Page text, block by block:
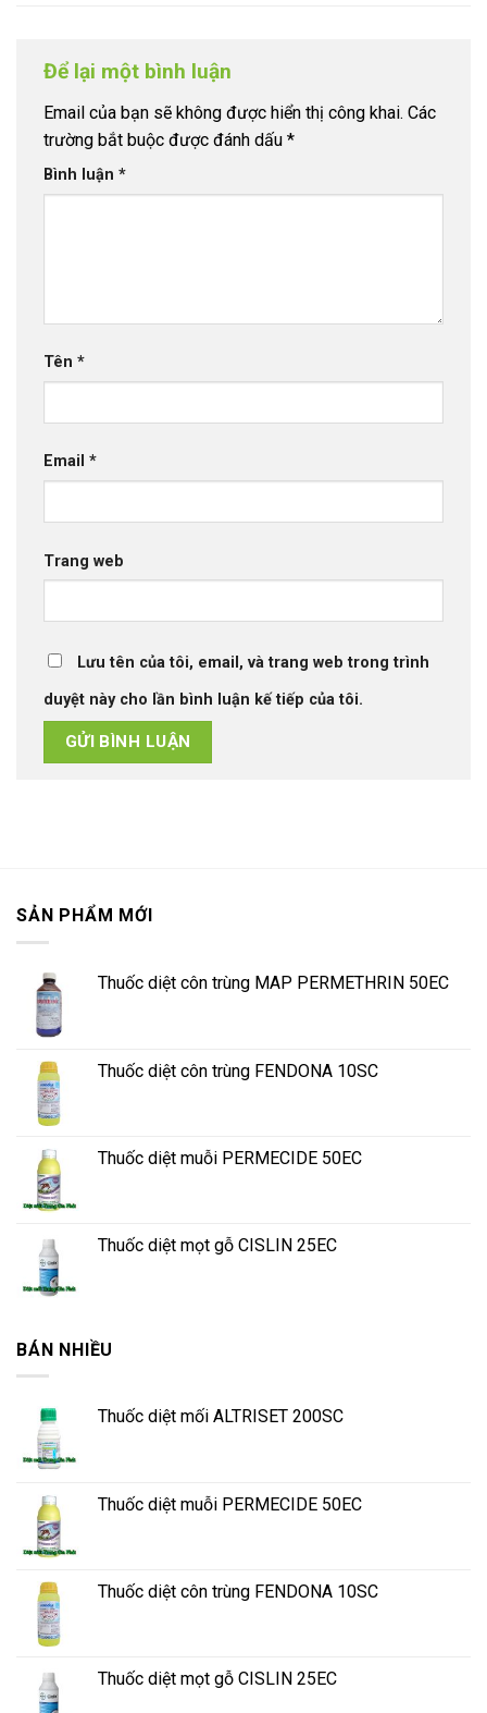
Để lại một bình luận
Email của bạn sẽ không được hiển thị công khai. Các
trường bắt buộc được đánh dấu *
Bình luận *
Tên *
Email *
Trang web
Lưu tên của tôi, email, và trang web trong trình
duyệt này cho lần bình luận kế tiếp của tôi.
SẢN PHẨM MỚI
Thuốc diệt côn trùng MAP PERMETHRIN 50EC
Thuốc diệt côn trùng FENDONA 10SC
Thuốc diệt muỗi PERMECIDE 50EC
Thuốc diệt mọt gỗ CISLIN 25EC
BÁN NHIỀU
Thuốc diệt mối ALTRISET 200SC
Thuốc diệt muỗi PERMECIDE 50EC
Thuốc diệt côn trùng FENDONA 10SC
Thuốc diệt mọt gỗ CISLIN 25EC